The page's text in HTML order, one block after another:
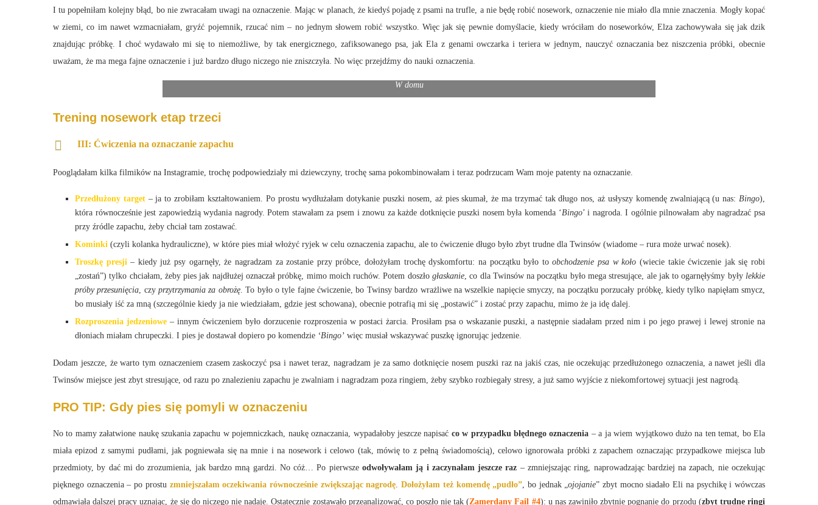
I tu popełniłam kolejny błąd, bo nie zwracałam uwagi na oznaczenie. Mając w planach, że kiedyś pojadę z psami na trufle, a nie będę robić nosework, oznaczenie nie miało dla mnie znaczenia. Mogły kopać
w ziemi, co im nawet wzmacniałam, gryźć pojemnik, rzucać nim – no jednym słowem robić wszystko. Więc jak się pewnie domyślacie, kiedy wróciłam do noseworków, Elza zachowywała się jak dzik
znajdując próbkę. I choć wydawało mi się to niemożliwe, by tak energicznego, zafiksowanego psa, jak Ela z genami owczarka i teriera w jednym, nauczyć oznaczania bez niszczenia próbki, obecnie
uważam, że ma mega fajne oznaczenie i już bardzo długo niczego nie zniszczyła. No więc przejdźmy do nauki oznaczenia.
W domu
Trening nosework etap trzeci
III: Ćwiczenia na oznaczanie zapachu
Pooglądałam kilka filmików na Instagramie, trochę podpowiedziały mi dziewczyny, trochę sama pokombinowałam i teraz podrzucam Wam moje patenty na oznaczanie.
Przedłużony target– ja to zrobiłam kształtowaniem. Po prostu wydłużałam dotykanie puszki nosem, aż pies skumał, że ma trzymać tak długo nos, aż usłyszy komendę zwalniającą (u nas: Bingo),
która równocześnie jest zapowiedzią wydania nagrody. Potem stawałam za psem i znowu za każde dotknięcie puszki nosem była komenda ‘Bingo’ i nagroda. I ogólnie pilnowałam aby nagradzać psa
przy źródle zapachu, żeby chciał tam zostawać.
Kominki (czyli kolanka hydrauliczne), w które pies miał włożyć ryjek w celu oznaczenia zapachu, ale to ćwiczenie długo było zbyt trudne dla Twinsów (wiadome – rura może urwać nosek).
Troszkę presji– kiedy już psy ogarnęły, że nagradzam za zostanie przy próbce, dołożyłam trochę dyskomfortu: na początku było toobchodzenie psa w koło (wiecie takie ćwiczenie jak się robi
„zostań”) tylko chciałam, żeby pies jak najdłużej oznaczał próbkę, mimo moich ruchów. Potem doszło głaskanie, co dla Twinsów na początku było mega stresujące, ale jak to ogarnęłyśmy były lekkie
próby przesunięcia, czyprzytrzymania za obrożę. To było o tyle fajne ćwiczenie, bo Twinsy bardzo wrażliwe na wszelkie napięcie smyczy, na początku porzucały próbkę, kiedy tylko napięłam smycz,
bo musiały iść za mną (szczególnie kiedy ja nie wiedziałam, gdzie jest schowana), obecnie potrafią mi się „postawić” i zostać przy zapachu, mimo że ja idę dalej.
Rozproszenia jedzeniowe– innym ćwiczeniem było dorzucenie rozproszenia w postaci żarcia. Prosiłam psa o wskazanie puszki, a następnie siadałam przed nim i po jego prawej i lewej stronie na
dłoniach miałam chrupeczki. I pies je dostawał dopiero po komendzie ‘Bingo’ więc musiał wskazywać puszkę ignorując jedzenie.
Dodam jeszcze, że warto tym oznaczeniem czasem zaskoczyć psa i nawet teraz, nagradzam je za samo dotknięcie nosem puszki raz na jakiś czas, nie oczekując przedłużonego oznaczenia, a nawet jeśli dla
Twinsów miejsce jest zbyt stresujące, od razu po znalezieniu zapachu je zwalniam i nagradzam poza ringiem, żeby szybko rozbiegały stresy, a już samo wyjście z niekomfortowej sytuacji jest nagrodą.
PRO TIP: Gdy pies się pomyli w oznaczeniu
No to mamy załatwione naukę szukania zapachu w pojemniczkach, naukę oznaczania, wypadałoby jeszcze napisać co w przypadku błędnego oznaczenia – a ja wiem wyjątkowo dużo na ten temat, bo Ela
miała epizod z samymi pudłami, jak pogniewała się na mnie i na nosework i celowo (tak, mówię to z pełną świadomością), celowo ignorowała próbki z zapachem oznaczając przypadkowe miejsca lub
przedmioty, by dać mi do zrozumienia, jak bardzo mną gardzi. No cóż… Po pierwsze odwoływałam ją i zaczynałam jeszcze raz – zmniejszając ring, naprowadzając bardziej na zapach, nie oczekując
pięknego oznaczenia – po prostu zmniejszałam oczekiwania równocześnie zwiększając nagrodę.Dołożyłam też komendę „pudło”, bo jednak „ojojanie” zbyt mocno siadało Eli na psychikę i wówczas
odmawiała dalszej pracy uznając, że się do niczego nie nadaje. Ostatecznie zostawało przeanalizować, co poszło nie tak (Zamerdany Fail #4): u nas zawiniło zbytnie pognanie do przodu (zbyt trudne ringi